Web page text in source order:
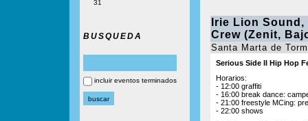
31
BUSQUEDA
incluir eventos terminados
Irie Lion
Crew (Zenit,
Santa Marta de
Serious Side II Hip Hop
Horarios:
- 12:00 graffiti
- 16:00 break dance:
- 21:00 freestyle MCing:
- 22:00 shows